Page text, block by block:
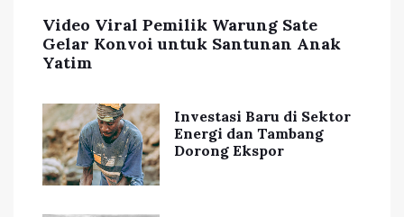
Video Viral Pemilik Warung Sate
Gelar Konvoi untuk Santunan Anak
Yatim
Investasi Baru di Sektor
Energi dan Tambang
Dorong Ekspor